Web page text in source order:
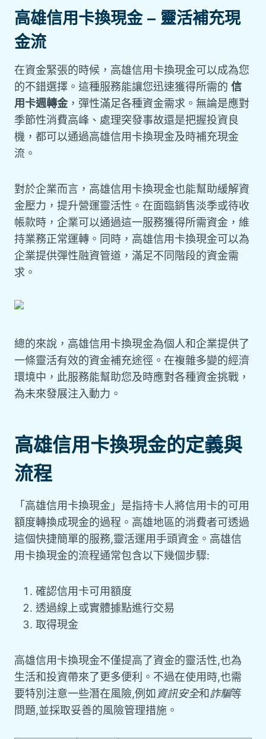
高雄信用卡換現金 – 靈活補充現
金流
在資金緊張的時候，高雄信用卡換現金可以成為您
的不錯選擇。這種服務能讓您迅速獲得所需的 信
用卡週轉金，彈性滿足各種資金需求。無論是應對
季節性消費高峰、處理突發事故還是把握投資良
機，都可以通過高雄信用卡換現金及時補充現金
流。
對於企業而言，高雄信用卡換現金也能幫助緩解資
金壓力，提升營運靈活性。在面臨銷售淡季或待收
帳款時，企業可以通過這一服務獲得所需資金，維
持業務正常運轉。同時，高雄信用卡換現金可以為
企業提供彈性融資管道，滿足不同階段的資金需
求。
總的來說，高雄信用卡換現金為個人和企業提供了
一條靈活有效的資金補充途徑。在複雜多變的經濟
環境中，此服務能幫助您及時應對各種資金挑戰，
為未來發展注入動力。
高雄信用卡換現金的定義與
流程
「高雄信用卡換現金」是指持卡人將信用卡的可用
額度轉換成現金的過程。高雄地區的消費者可透過
這個快捷簡單的服務,靈活運用手頭資金。高雄信
用卡換現金的流程通常包含以下幾個步驟:
確認信用卡可用額度
透過線上或實體據點進行交易
取得現金
高雄信用卡換現金不僅提高了資金的靈活性,也為
生活和投資帶來了更多便利。不過在使用時,也需
要特別注意一些潛在風險,例如 資訊安全和 詐騙等
問題,並採取妥善的風險管理措施。